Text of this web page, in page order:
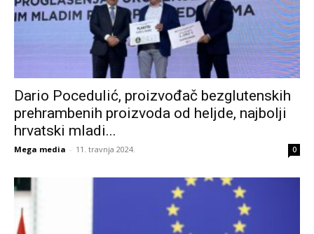
Dario Pocedulić, proizvođač bezglutenskih
prehrambenih proizvoda od heljde, najbolji
hrvatski mladi...
Mega media - 11. travnja 2024. 0